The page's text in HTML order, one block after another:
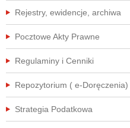
Rejestry, ewidencje, archiwa
Pocztowe Akty Prawne
Regulaminy i Cenniki
Repozytorium ( e-Doręczenia)
Strategia Podatkowa